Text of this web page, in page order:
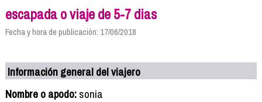
escapada o viaje de 5-7 dias
Fecha y hora de publicación: 17/06/2018
Información general del viajero
Nombre o apodo:sonia